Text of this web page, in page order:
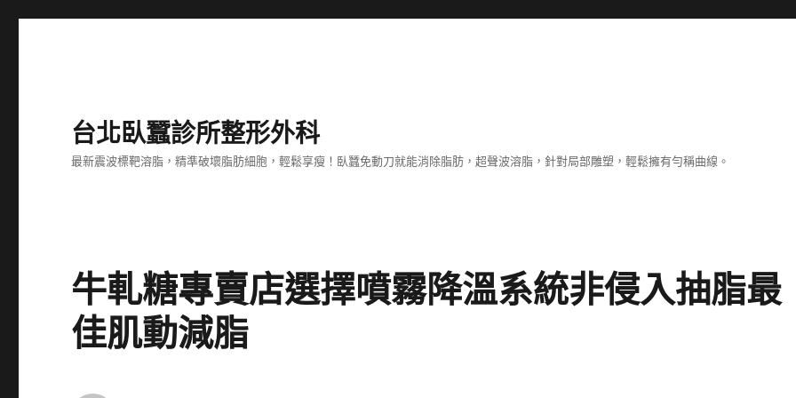
台北臥蠶診所整形外科
最新震波標靶溶脂，精準破壞脂肪細胞，輕鬆享瘦！臥蠶免動刀就能消除脂肪，超聲波溶脂，針對局部雕塑，輕鬆擁有勻稱曲線。
牛軋糖專賣店選擇噴霧降溫系統非侵入抽脂最
佳肌動減脂